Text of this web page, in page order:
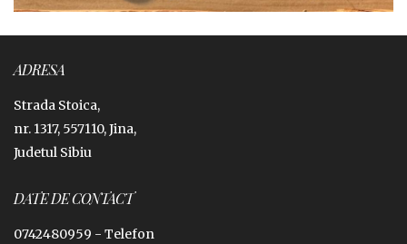
ADRESA
Strada Stoica,
nr. 1317, 557110, Jina,
Judetul Sibiu
DATE DE CONTACT
0742480959 - Telefon